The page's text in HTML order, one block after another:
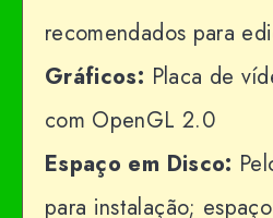
recomendados para
Gráficos: Placa de
com OpenGL 2.0
Espaço em Disco:
para instalação;